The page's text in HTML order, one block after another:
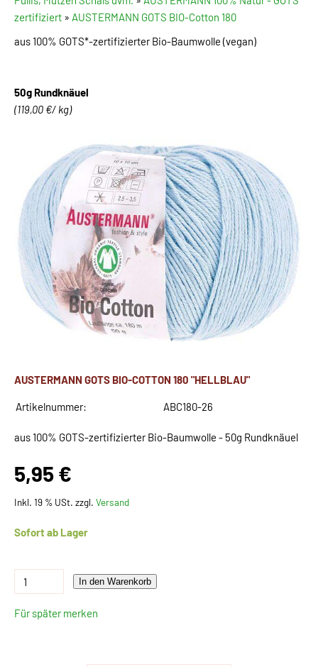
zertifiziert » AUSTERMANN GOTS BIO-Cotton 180
aus 100% GOTS*-zertifizierter Bio-Baumwolle (vegan)
50g Rundknäuel
(119,00 €/ kg)
AUSTERMANN GOTS BIO-COTTON 180 "HELLBLAU"
Artikelnummer: ABC180-26
aus 100% GOTS-zertifizierter Bio-Baumwolle - 50g Rundknäuel
5,95 €
Inkl. 19 % USt. zzgl. Versand
Sofort ab Lager
In den Warenkorb
Für später merken